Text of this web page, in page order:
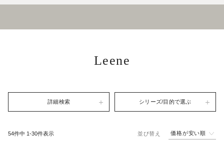
Leene
詳細検索 シリーズ/目的で選ぶ
並び替え 価格が安い順
54件中 1-30件表示